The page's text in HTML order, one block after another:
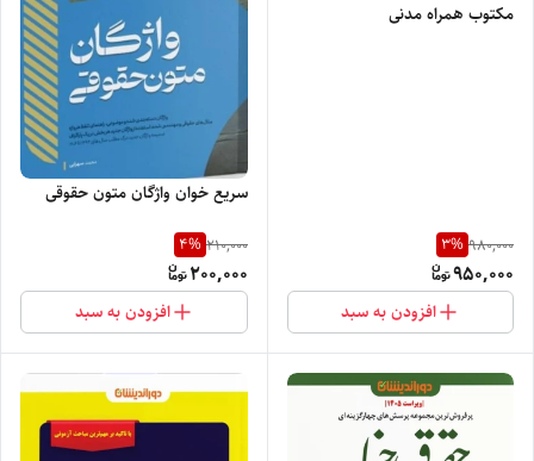
مکتوب همراه مدنی
980,000
3%
950,000
افزودن به سبد
سریع خوان واژگان متون حقوقی
210,000
4%
200,000
افزودن به سبد